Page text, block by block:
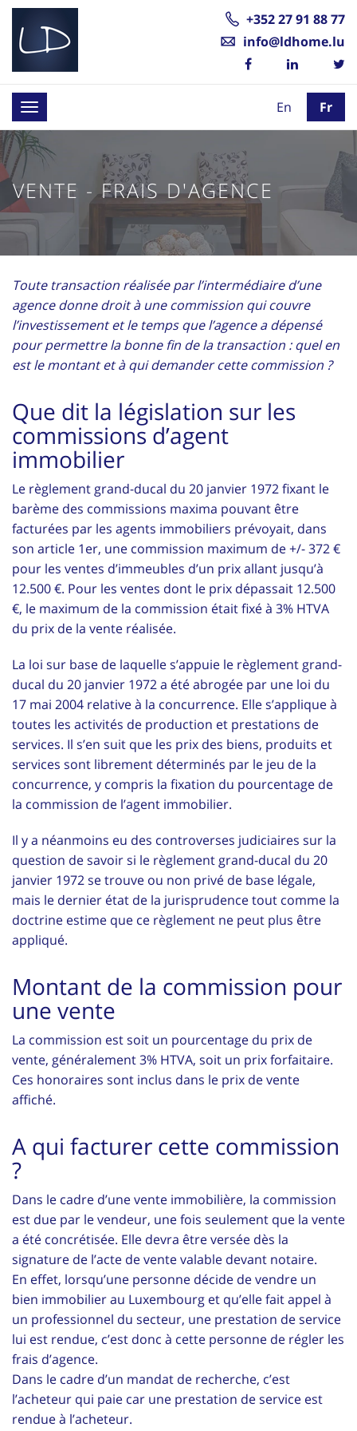
+352 27 91 88 77
info@ldhome.lu
Toggle
navigation
En Fr
VENTE - FRAIS D'AGENCE
Toute transaction réalisée par l’intermédiaire d’une
agence donne droit à une commission qui couvre
l’investissement et le temps que l’agence a dépensé
pour permettre la bonne fin de la transaction : quel en
est le montant et à qui demander cette commission ?
Que dit la législation sur les
commissions d’agent
immobilier
Le règlement grand-ducal du 20 janvier 1972 fixant le
barème des commissions maxima pouvant être
facturées par les agents immobiliers prévoyait, dans
son article 1er, une commission maximum de +/- 372 €
pour les ventes d’immeubles d’un prix allant jusqu’à
12.500 €. Pour les ventes dont le prix dépassait 12.500
€, le maximum de la commission était fixé à 3% HTVA
du prix de la vente réalisée.
La loi sur base de laquelle s’appuie le règlement grand-
ducal du 20 janvier 1972 a été abrogée par une loi du
17 mai 2004 relative à la concurrence. Elle s’applique à
toutes les activités de production et prestations de
services. Il s’en suit que les prix des biens, produits et
services sont librement déterminés par le jeu de la
concurrence, y compris la fixation du pourcentage de
la commission de l’agent immobilier.
Il y a néanmoins eu des controverses judiciaires sur la
question de savoir si le règlement grand-ducal du 20
janvier 1972 se trouve ou non privé de base légale,
mais le dernier état de la jurisprudence tout comme la
doctrine estime que ce règlement ne peut plus être
appliqué.
Montant de la commission pour
une vente
La commission est soit un pourcentage du prix de
vente, généralement 3% HTVA, soit un prix forfaitaire.
Ces honoraires sont inclus dans le prix de vente
affiché.
A qui facturer cette commission
?
Dans le cadre d’une vente immobilière, la commission
est due par le vendeur, une fois seulement que la vente
a été concrétisée. Elle devra être versée dès la
signature de l’acte de vente valable devant notaire.
En effet, lorsqu’une personne décide de vendre un
bien immobilier au Luxembourg et qu’elle fait appel à
un professionnel du secteur, une prestation de service
lui est rendue, c’est donc à cette personne de régler les
frais d’agence.
Dans le cadre d’un mandat de recherche, c’est
l’acheteur qui paie car une prestation de service est
rendue à l’acheteur.